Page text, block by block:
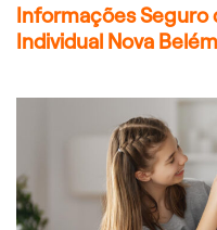
Informações Seguro
Individual Nova Belém